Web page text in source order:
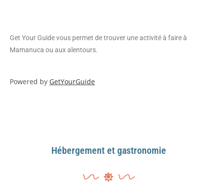
Get Your Guide vous permet de trouver une activité à faire à
Mamanuca ou aux alentours.
Powered by GetYourGuide
Hébergement et gastronomie